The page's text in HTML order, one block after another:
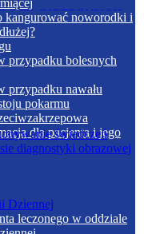
WEWNĘTRZNYCH
kangurować noworodki i
przypadku bolesnych
przypadku nawału
pokarmu
dla pacjenta i jego
Dziennej
leczonego w oddziale
świadczeń
diagnostyki obrazowej